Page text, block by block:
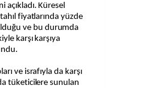
açıkladı. Küresel
fiyatlarında yüzde
ve bu durumda
karşı karşıya
ve israfıyla da karşı
tüketicilere sunulan